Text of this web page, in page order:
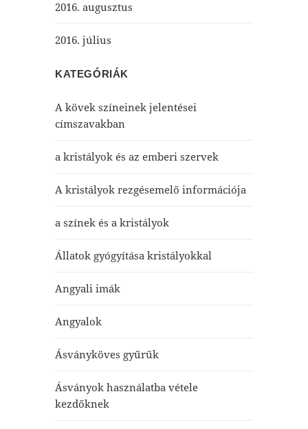
2016. augusztus
2016. július
KATEGÓRIÁK
A kövek színeinek jelentései
címszavakban
a kristályok és az emberi szervek
A kristályok rezgésemelő információja
a színek és a kristályok
Állatok gyógyítása kristályokkal
Angyali imák
Angyalok
Ásványköves gyűrűk
Ásványok használatba vétele
kezdőknek